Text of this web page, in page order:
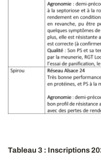
Tableau 3 : Inscriptions